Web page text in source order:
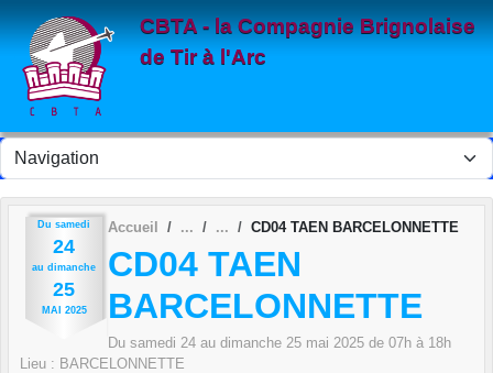
CBTA - la Compagnie Brignolaise
de Tir à l'Arc
Du samedi
24
au dimanche
25
MAI 2025
Accueil CD04 TAEN BARCELONNETTE
CD04 TAEN
BARCELONNETTE
Du samedi 24 au dimanche 25 mai 2025 de 07h à 18h
Lieu : BARCELONNETTE
Panneau de gestion des cookies